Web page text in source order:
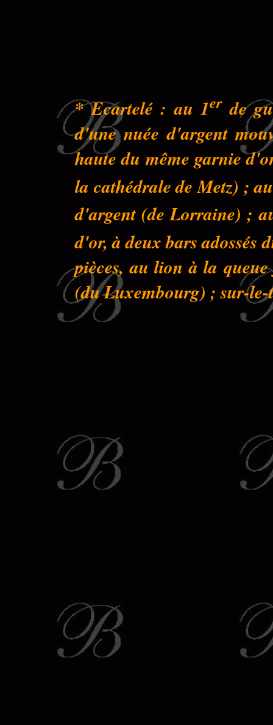
* Ecartelé : au 1erde
d'une nuée d'argent
haute du même garnie
la cathédrale de Metz) ;
d'argent (de Lorraine) ;
d'or, à deux bars adossés
pièces, au lion à la
(du Luxembourg) ; sur-le-